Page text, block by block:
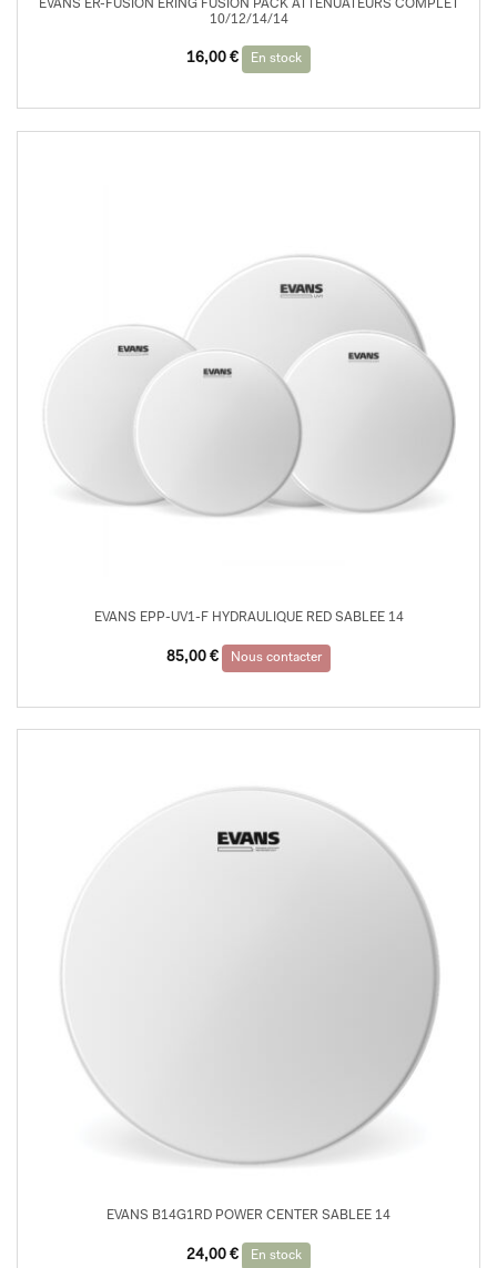
EVANS ER-FUSION ERING FUSION PACK ATTENUATEURS COMPLET
10/12/14/14
16,00 € En stock
EVANS EPP-UV1-F HYDRAULIQUE RED SABLEE 14
85,00 € Nous contacter
EVANS B14G1RD POWER CENTER SABLEE 14
24,00 € En stock